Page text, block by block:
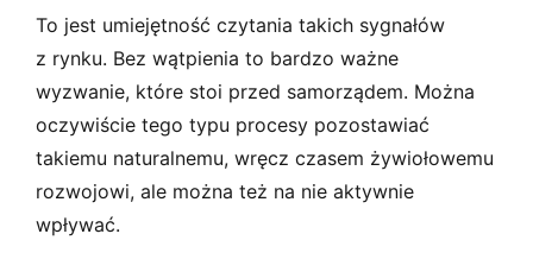
To jest umiejętność czytania takich sygnałów
z rynku. Bez wątpienia to bardzo ważne
wyzwanie, które stoi przed samorządem. Można
oczywiście tego typu procesy pozostawiać
takiemu naturalnemu, wręcz czasem żywiołowemu
rozwojowi, ale można też na nie aktywnie
wpływać.